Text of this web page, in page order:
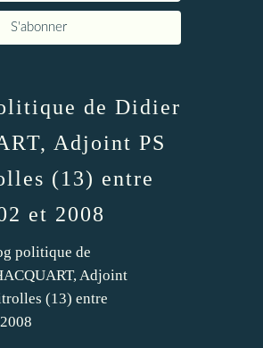
de Didier
Adjoint PS
(13) entre
et 2008